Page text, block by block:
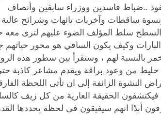
..ضباط فاسدين ووزراء سابقين وأنصاف
ساقطات وآخريات تائهات وشرائح
سلط المؤلف الضوء عليهم لترى معه
وكيف يكون الساقي هو محور حياتهم
بالنسبة لهم ، وستقرأ بين سطور هذه
من وعود براقة ويقدم مشاعر كاذبة
النشوة الزائفة إلى ان تأتى اللحظة
فيكتشفون الحقيقة العارية من كل زيف
أبدًا انهم سيفيقون فى لحظة يحددها